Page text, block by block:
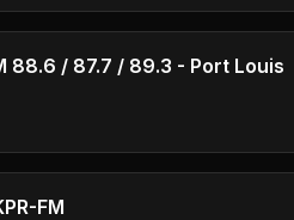
88.6 / 87.7 / 89.3 - Port Louis
FM